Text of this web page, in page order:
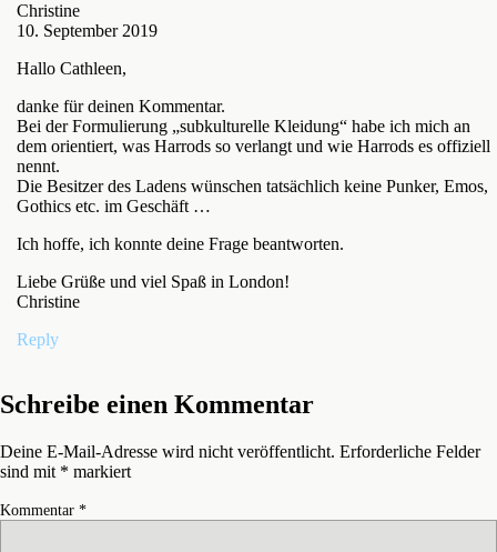
Christine
10. September 2019
Hallo Cathleen,
danke für deinen Kommentar.
Bei der Formulierung „subkulturelle Kleidung“ habe ich mich an
dem orientiert, was Harrods so verlangt und wie Harrods es offiziell
nennt.
Die Besitzer des Ladens wünschen tatsächlich keine Punker, Emos,
Gothics etc. im Geschäft …
Ich hoffe, ich konnte deine Frage beantworten.
Liebe Grüße und viel Spaß in London!
Christine
Reply
Schreibe einen Kommentar
Deine E-Mail-Adresse wird nicht veröffentlicht. Erforderliche Felder
sind mit * markiert
Kommentar *